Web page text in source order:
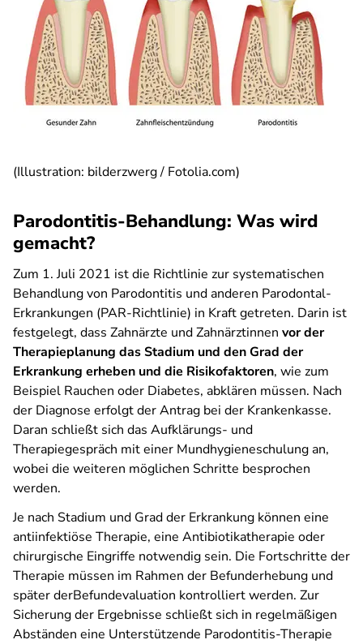
(Illustration: bilderzwerg / Fotolia.com)
Parodontitis-Behandlung: Was wird
gemacht?
Zum 1. Juli 2021 ist die Richtlinie zur systematischen
Behandlung von Parodontitis und anderen Parodontal-
Erkrankungen (PAR-Richtlinie) in Kraft getreten. Darin ist
festgelegt, dass Zahnärzte und Zahnärztinnen vor der
Therapieplanung das Stadium und den Grad der
Erkrankung erheben und die Risikofaktoren, wie zum
Beispiel Rauchen oder Diabetes, abklären müssen. Nach
der Diagnose erfolgt der Antrag bei der Krankenkasse.
Daran schließt sich das Aufklärungs- und
Therapiegespräch mit einer Mundhygieneschulung an,
wobei die weiteren möglichen Schritte besprochen
werden.
Je nach Stadium und Grad der Erkrankung können eine
antiinfektiöse Therapie, eine Antibiotikatherapie oder
chirurgische Eingriffe notwendig sein. Die Fortschritte der
Therapie müssen im Rahmen der Befunderhebung und
später derBefundevaluation kontrolliert werden. Zur
Sicherung der Ergebnisse schließt sich in regelmäßigen
Abständen eine Unterstützende Parodontitis-Therapie